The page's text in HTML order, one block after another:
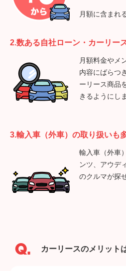
月額に含まれ
2.数ある自社ローン・カーリー
月額料金やメ
内容にばらつ
ーリース商品
きるようにし
3.輸入車（外車）の取り扱いも
輸入車（外車
ンツ、アウデ
のクルマが探
カーリースのメリット